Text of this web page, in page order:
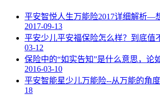
平安智悦人生万能险2017详细解析—
2017-09-13
平安少儿平安福保险怎么样？到底值
03-12
保险中的“如实告知”是什么意思，论
2016-03-10
平安智能星少儿万能险--从万能的角
18